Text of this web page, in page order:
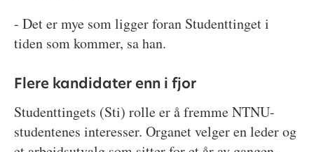
- Det er mye som ligger foran Studenttinget i
tiden som kommer, sa han.
Flere kandidater enn i fjor
Studenttingets (Sti) rolle er å fremme NTNU-
studentenes interesser. Organet velger en leder og